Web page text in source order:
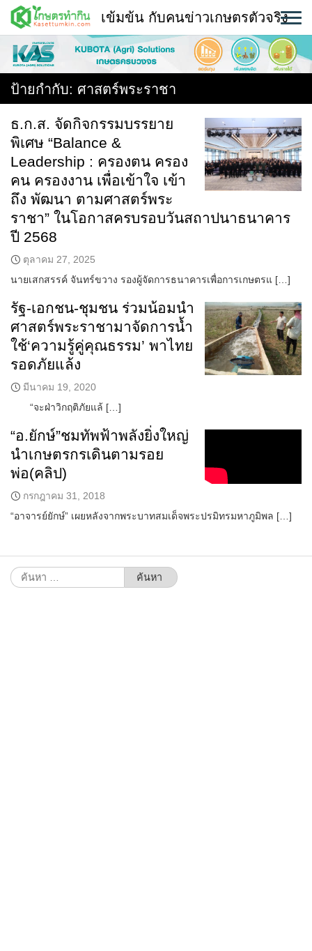
Skip
content
พืช
หน้าแรก
แวดวงเกษตร
ใคร ทำอะไร ที่ไหน
สถานีข่าววันนี้
เข้มข้น กับคนข่าวเกษตรตัวจริง
ป้ายกำกับ: ศาสตร์พระราชา
ธ.ก.ส. จัดกิจกรรมบรรยาย
พิเศษ “Balance &
Leadership : ครองตน ครอง
คน ครองงาน เพื่อเข้าใจ เข้า
ถึง พัฒนา ตามศาสตร์พระ
ราชา” ในโอกาสครบรอบวันสถาปนาธนาคาร
ปี 2568
ตุลาคม 27, 2025
นายเสกสรรค์ จันทร์ขวาง รองผู้จัดการธนาคารเพื่อการเกษตรแ […]
รัฐ-เอกชน-ชุมชน ร่วมน้อมนำ
ศาสตร์พระราชามาจัดการน้ำ
ใช้‘ความรู้คู่คุณธรรม’ พาไทย
รอดภัยแล้ง
มีนาคม 19, 2020
“จะฝ่าวิกฤติภัยแล้ […]
“อ.ยักษ์”ชมทัพฟ้าพลังยิ่งใหญ่
นำเกษตรกรเดินตามรอย
พ่อ(คลิป)
กรกฎาคม 31, 2018
“อาจารย์ยักษ์” เผยหลังจากพระบาทสมเด็จพระปรมิทรมหาภูมิพล […]
ค้นหา
สำหรับ: